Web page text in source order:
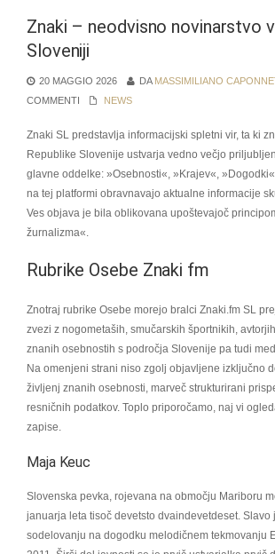
Znaki – neodvisno novinarstvo
Sloveniji
20 MAGGIO 2026 DA MASSIMILIANO
COMMENTI
NEWS
Znaki SL predstavlja informacijski spletni vir, ta ki
Republike Slovenije ustvarja vedno večjo
glavne oddelke: »Osebnosti«, »Krajev«,
na tej platformi obravnavajo aktualne informacije
Ves objava je bila oblikovana upoštevajoč
žurnalizma«.
Rubrike Osebe Znaki fm
Znotraj rubrike Osebe morejo bralci Znaki.fm SL
zvezi z nogometaših, smučarskih športnikih,
znanih osebnostih s področja Slovenije pa tudi
Na omenjeni strani niso zgolj objavljene izključno
življenj znanih osebnosti, marveč strukturirani
resničnih podatkov. Toplo priporočamo, naj vi
zapise.
Maja Keuc
Slovenska pevka, rojevana na območju Mariboru
januarja leta tisoč devetsto dvaindevetdeset. Slavo
sodelovanju na dogodku melodičnem tekmovanju